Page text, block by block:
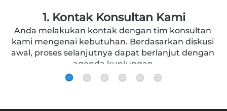
2. Kunjungan Pertama
Tim konsultan kami akan melakukan kunjungan
ke tempat Anda untuk melakukan konsultasi
lebih lanjut mengenai desain dan pemilihan
material kubah masjid, serta pengukuran.